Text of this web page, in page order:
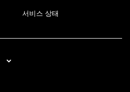
서비스 상태